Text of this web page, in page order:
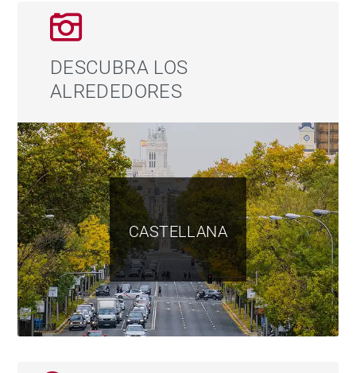
DESCUBRA LOS
ALREDEDORES
CASTELLANA